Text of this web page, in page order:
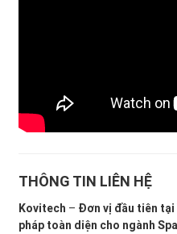
THÔNG TIN LIÊN HỆ
Kovitech – Đơn vị đầu tiên tại
pháp toàn diện cho ngành Spa